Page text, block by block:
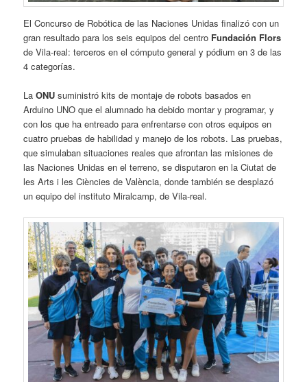
El Concurso de Robótica de las Naciones Unidas finalizó con un
gran resultado para los seis equipos del centro Fundación Flors
de Vila-real: terceros en el cómputo general y pódium en 3 de las
4 categorías.
LaONU suministró kits de montaje de robots basados en
Arduino UNO que el alumnado ha debido montar y programar, y
con los que ha entreado para enfrentarse con otros equipos en
cuatro pruebas de habilidad y manejo de los robots. Las pruebas,
que simulaban situaciones reales que afrontan las misiones de
las Naciones Unidas en el terreno, se disputaron en la Ciutat de
les Arts i les Ciències de València, donde también se desplazó
un equipo del instituto Miralcamp, de Vila-real.